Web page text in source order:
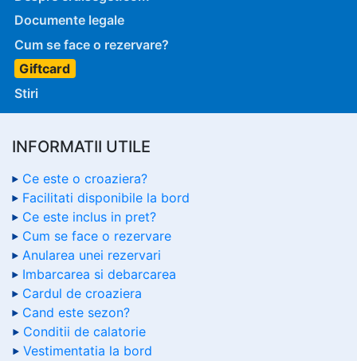
Documente legale
Cum se face o rezervare?
Giftcard
Stiri
INFORMATII UTILE
Ce este o croaziera?
Facilitati disponibile la bord
Ce este inclus in pret?
Cum se face o rezervare
Anularea unei rezervari
Imbarcarea si debarcarea
Cardul de croaziera
Cand este sezon?
Conditii de calatorie
Vestimentatia la bord